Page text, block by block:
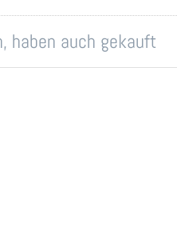
haben auch gekauft